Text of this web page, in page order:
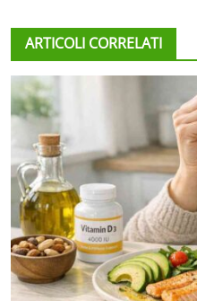
ARTICOLI CORRELATI